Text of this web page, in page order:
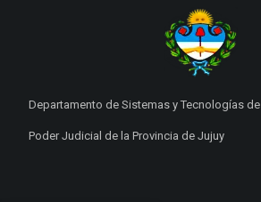
Departamento de Sistemas y Tecnologías
Poder Judicial de la Provincia de Jujuy